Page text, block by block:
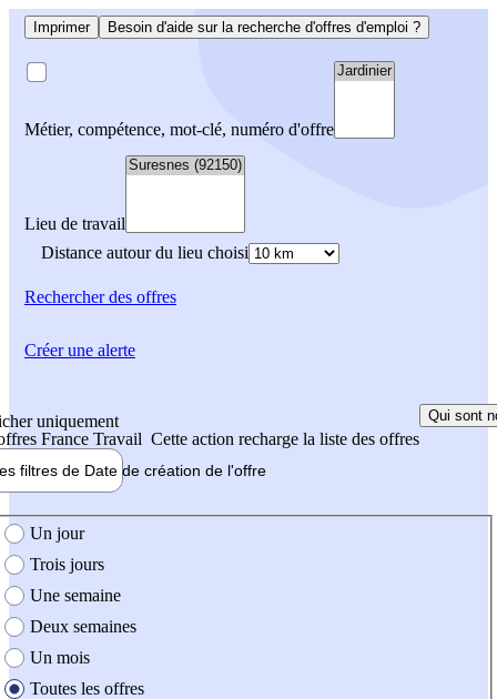
Imprimer Besoin d'aide sur la recherche d'offres d'emploi ?
Métier, compétence, mot-clé, numéro d'offre
Lieu de travail
Distance autour du lieu choisi
Rechercherdes offres
uniquement
France Travail Cette action recharge la liste des offres
Qui sont
filtres de Date de création de l'offre
création de l'offre
Un jour
Trois jours
Une semaine
Deux semaines
Un mois
Toutes les offres
Créer une alerte